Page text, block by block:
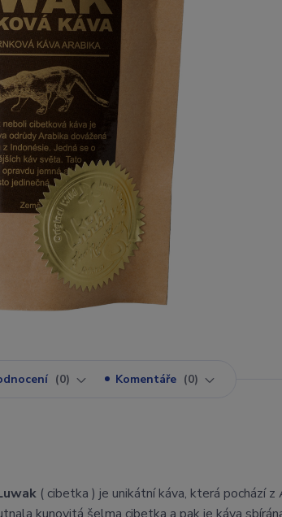
0 Komentáře 0
( cibetka ) je unikátní káva, která pochází
kunovitá šelma cibetka a pak je káva